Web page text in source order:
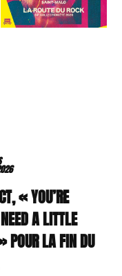
« YOU’RE
A LITTLE
POUR LA FIN DU